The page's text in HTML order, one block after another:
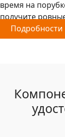
время на
получите
Подробности